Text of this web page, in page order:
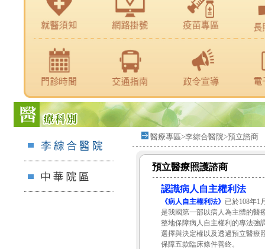
醫療專區>李綜合醫院>預立諮商
預立醫療照護諮商
認識病人自主權利法
《病人自主權利法》 已於108年1
是我國第一部以病人為主體的醫
整地保障病人自主權利的專法強
選擇與決定權以及透過預立醫療
保障五款臨床條件善終。